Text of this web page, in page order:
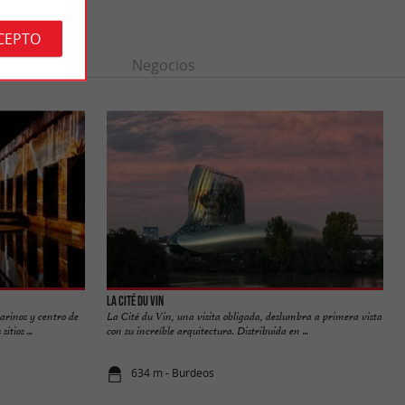
Negocios
y centro de
...
La Cité du Vin
La Cité du Vin, una visita obligada, deslumbra a primera vista
con su increíble arquitectura. Distribuida en ...
634 m - Burdeos